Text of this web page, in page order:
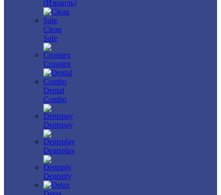
(Израиль)
Clean
Safe
Crosstex
Dental
Combo
Dentspay
Dentsplay
Dentsply